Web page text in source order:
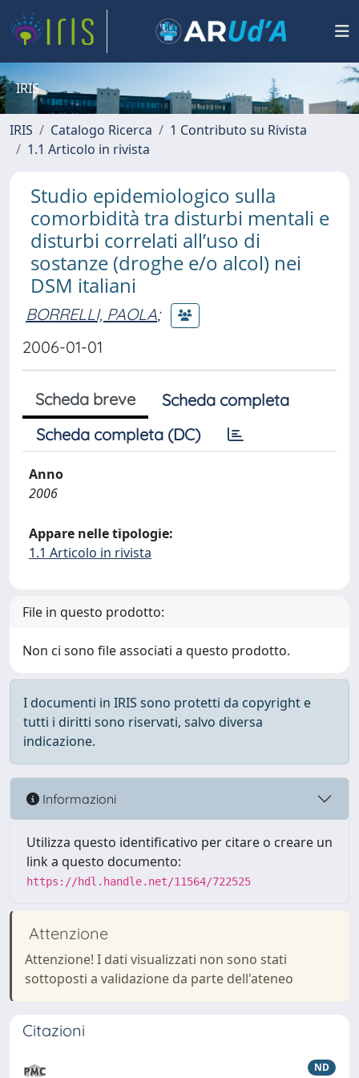
IRIS
IRIS Catalogo Ricerca
1 Contributo su Rivista
1.1 Articolo in rivista
Studio epidemiologico sulla
comorbidità tra disturbi mentali e
disturbi correlati all’uso di
sostanze (droghe e/o alcol) nei
DSM italiani
BORRELLI, PAOLA;
2006-01-01
Scheda breve
Scheda completa
Scheda completa (DC)
Anno
2006
Appare nelle tipologie:
1.1 Articolo in rivista
File in questo prodotto:
Non ci sono file associati a questo prodotto.
I documenti in IRIS sono protetti da copyright e
tutti i diritti sono riservati, salvo diversa
indicazione.
Informazioni
Utilizza questo identificativo per citare o creare un
link a questo documento:
https://hdl.handle.net/11564/722525
Attenzione
Attenzione! I dati visualizzati non sono stati
sottoposti a validazione da parte dell'ateneo
Citazioni
ND